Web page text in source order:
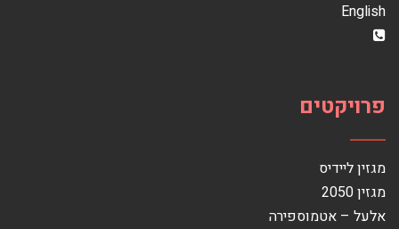
English
פרויקטים
מגזין ליידיס
מגזין 2050
אלעל – אטמוספירה